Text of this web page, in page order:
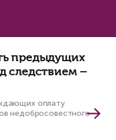
предыдущих
следствием –
оплату
недобросовестного